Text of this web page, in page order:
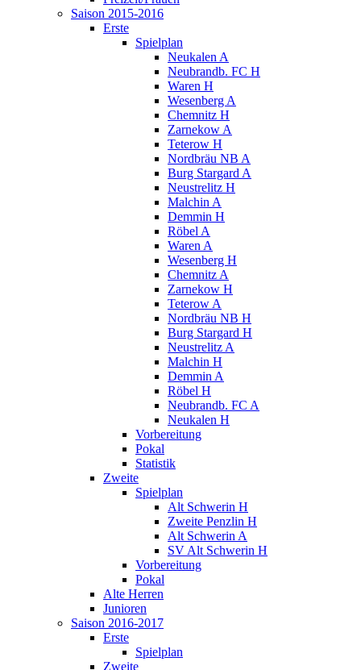
Saison 2015-2016
Erste
Spielplan
Neukalen A
Neubrandb. FC H
Waren H
Wesenberg A
Chemnitz H
Zarnekow A
Teterow H
Nordbräu NB A
Burg Stargard A
Neustrelitz H
Malchin A
Demmin H
Röbel A
Waren A
Wesenberg H
Chemnitz A
Zarnekow H
Teterow A
Nordbräu NB H
Burg Stargard H
Neustrelitz A
Malchin H
Demmin A
Röbel H
Neubrandb. FC A
Neukalen H
Vorbereitung
Pokal
Statistik
Zweite
Spielplan
Alt Schwerin H
Zweite Penzlin H
Alt Schwerin A
SV Alt Schwerin H
Vorbereitung
Pokal
Alte Herren
Junioren
Saison 2016-2017
Erste
Spielplan
Zweite